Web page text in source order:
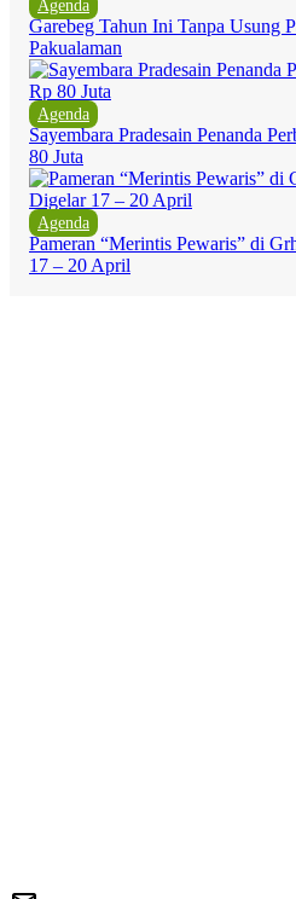
Agenda
Garebeg Tahun Ini Tanpa Usung
Pakualaman
Agenda
Sayembara Pradesain Penanda
80 Juta
Agenda
Pameran “Merintis Pewaris” di
17 – 20 April